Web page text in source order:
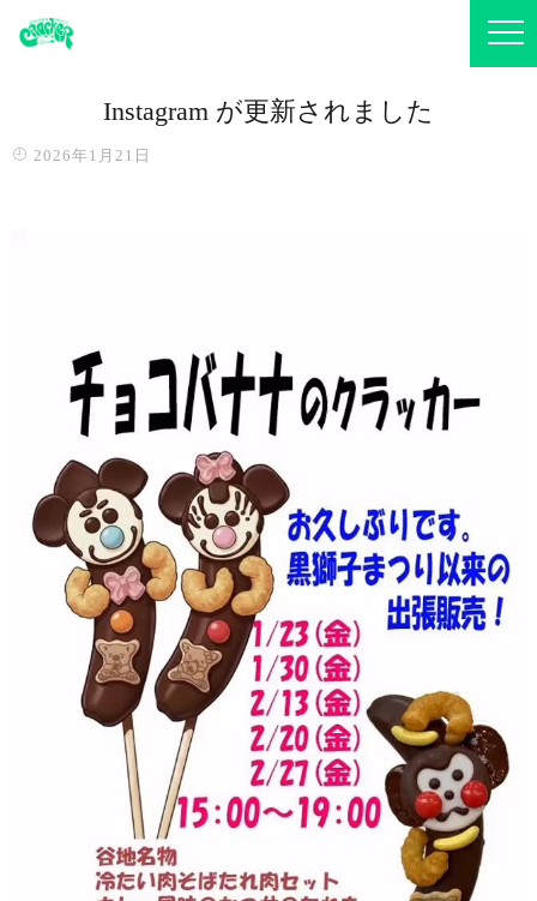
Instagram が更新されました
2026年1月21日